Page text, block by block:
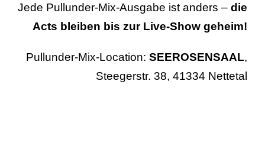
Jede Pullunder-Mix-Ausgabe ist anders – die
Acts bleiben bis zur Live-Show geheim!
Pullunder-Mix-Location: SEEROSENSAAL,
Steegerstr. 38, 41334 Nettetal